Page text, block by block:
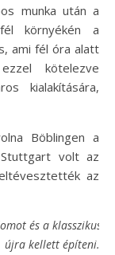
munka után a
környékén a
ami fél óra alatt
kötelezve
kialakítására,
Böblingen a
volt az
az
és a klasszikus
újra kellett építeni.